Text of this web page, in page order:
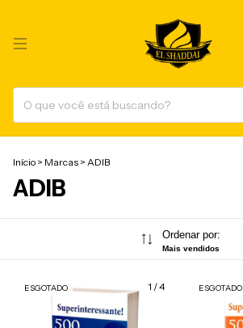
Início > Marcas > ADIB
ADIB
Ordenar por:
Mais vendidos
1 /4
ESGOTADO ESGOTADO